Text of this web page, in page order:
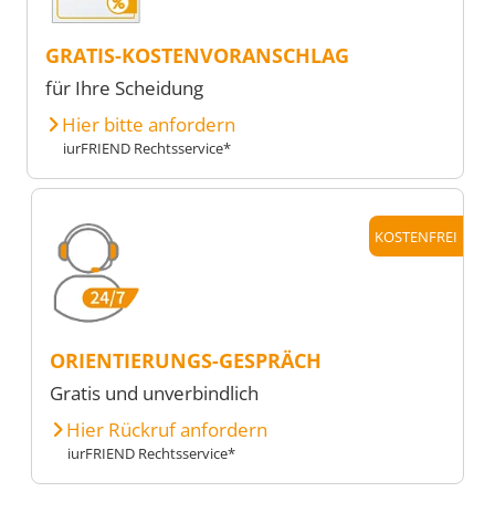
GRATIS-KOSTENVORANSCHLAG
für Ihre Scheidung
Hier bitte anfordern
iurFRIEND Rechtsservice*
KOSTENFREI
ORIENTIERUNGS-GESPRÄCH
Gratis und unverbindlich
Hier Rückruf anfordern
iurFRIEND Rechtsservice*